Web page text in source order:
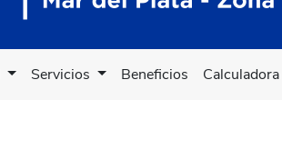
Servicios Beneficios Calculadora